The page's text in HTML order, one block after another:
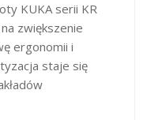
KUKA serii KR
zwiększenie
ergonomii i
staje się